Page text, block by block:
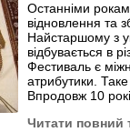
Останніми
відновлення та
Найстаршому з
відбувається в
Фестиваль є
атрибутики.
Впродовж 10
Читати повний